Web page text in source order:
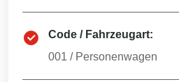
Code / Fahrzeugart:
001 / Personenwagen